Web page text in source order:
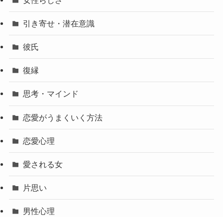
引き寄せ・潜在意識
彼氏
復縁
思考・マインド
恋愛がうまくいく方法
恋愛心理
愛される女
片思い
男性心理